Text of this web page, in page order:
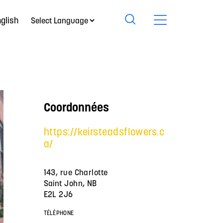
Coordonnées
https://keirsteadsflowers.c
a/
143, rue Charlotte
Saint John, NB
E2L 2J6
TÉLÉPHONE